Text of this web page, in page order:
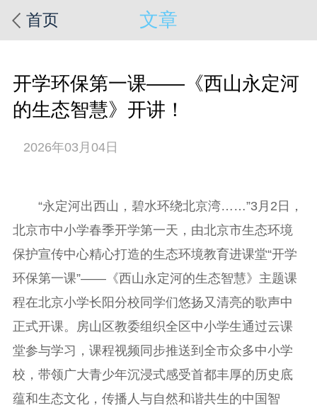
首页 文章
开学环保第一课——《西山永定河
的生态智慧》开讲！
2026年03月04日
“永定河出西山，碧水环绕北京湾……”3月2日，
北京市中小学春季开学第一天，由北京市生态环境
保护宣传中心精心打造的生态环境教育进课堂“开学
环保第一课”——《西山永定河的生态智慧》主题课
程在北京小学长阳分校同学们悠扬又清亮的歌声中
正式开课。房山区教委组织全区中小学生通过云课
堂参与学习，课程视频同步推送到全市众多中小学
校，带领广大青少年沉浸式感受首都丰厚的历史底
蕴和生态文化，传播人与自然和谐共生的中国智